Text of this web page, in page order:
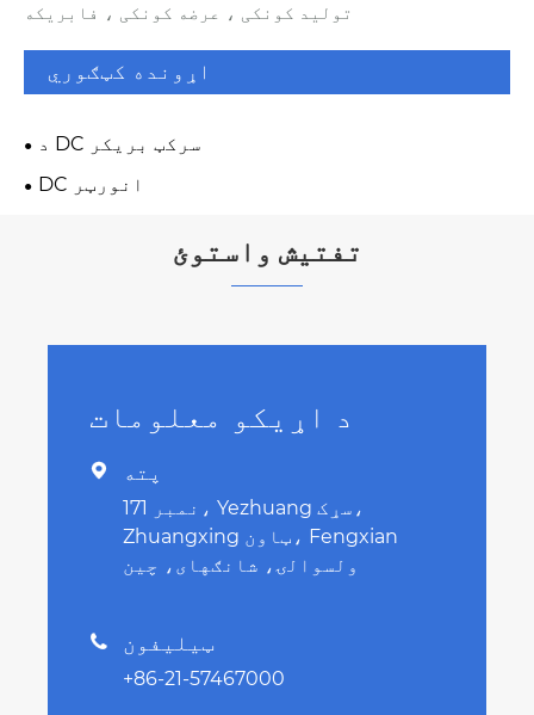
تولید کونکی ، عرضه کونکی ، فابریکه
اړونده کټګوري
د DC سرکټ بریکر
DC انورټر
تفتیش واستوئ
د اړیکو معلومات
 پته
نمبر 171، Yezhuang سړک،
Zhuangxing ټاون، Fengxian
ولسوالۍ، شانګهای، چین
 ټیلیفون
+86-21-57467000